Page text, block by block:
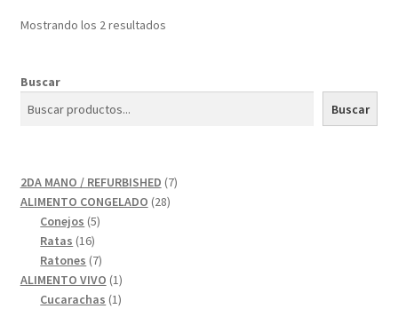
Mostrando los 2 resultados
Buscar
Buscar
2DA MANO / REFURBISHED 77
ALIMENTO CONGELADO 2828
Conejos 55
Ratas 1616
productos
Ratones 77
productos
ALIMENTO VIVO 11
producto
Cucarachas 11